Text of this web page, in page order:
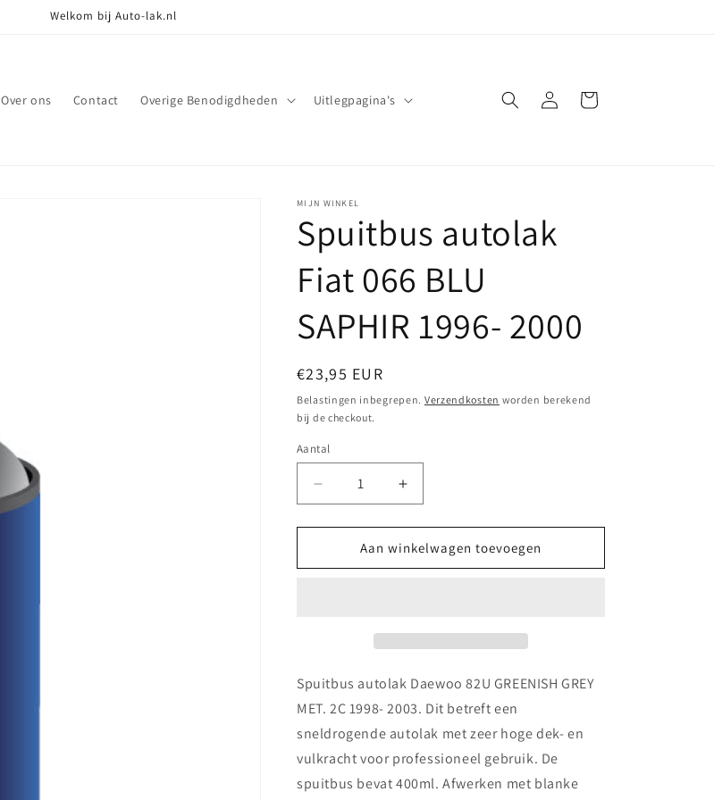
Welkom bij Auto-lak.nl
Over ons Contact Overige Benodigdheden Uitlegpagina's InloggenWinkelwagen
MIJN WINKEL
Spuitbus autolak
Fiat 066 BLU
SAPHIR 1996- 2000
Normale
prijs
€23,95 EUR
Belastingen inbegrepen. Verzendkosten worden berekend
bij de checkout.
Aantal
Aantal
verlagen
voor
Spuitbus
autolak
2000
Aantal
verhogen
voor
Spuitbus
autolak
2000
Aan winkelwagen toevoegen
Spuitbus autolak Daewoo 82U GREENISH GREY
MET. 2C 1998- 2003. Dit betreft een
sneldrogende autolak met zeer hoge dek- en
vulkracht voor professioneel gebruik. De
spuitbus bevat 400ml. Afwerken met blanke